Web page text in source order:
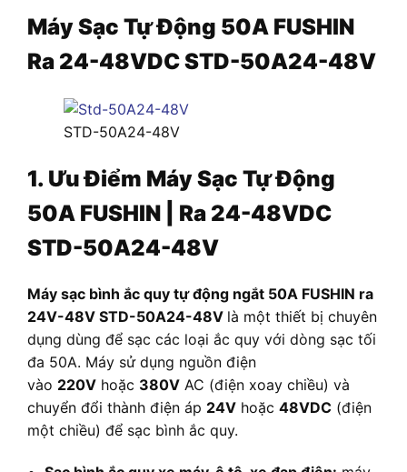
Máy Sạc Tự Động 50A FUSHIN
Ra 24-48VDC STD-50A24-48V
STD-50A24-48V
1. Ưu Điểm Máy Sạc Tự Động
50A FUSHIN | Ra 24-48VDC
STD-50A24-48V
Máy sạc bình ắc quy tự động ngắt 50A FUSHIN ra
24V-48V STD-50A24-48V là một thiết bị chuyên
dụng dùng để sạc các loại ắc quy với dòng sạc tối
đa 50A. Máy sử dụng nguồn điện
vào 220V hoặc 380V AC (điện xoay chiều) và
chuyển đổi thành điện áp 24V hoặc 48VDC (điện
một chiều) để sạc bình ắc quy.